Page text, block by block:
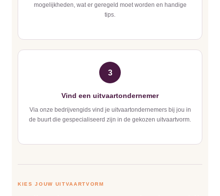
mogelijkheden, wat er geregeld moet worden en handige
tips.
3
Vind een uitvaartondernemer
Via onze bedrijvengids vind je uitvaartondernemers bij jou in
de buurt die gespecialiseerd zijn in de gekozen uitvaartvorm.
KIES JOUW UITVAARTVORM